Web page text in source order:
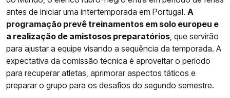
antes de iniciar uma intertemporada em Portugal. A
programação prevê treinamentos em solo europeu e
a realização de amistosos preparatórios , que servirão
para ajustar a equipe visando a sequência da temporada. A
expectativa da comissão técnica é aproveitar o período
para recuperar atletas, aprimorar aspectos táticos e
preparar o grupo para os desafios do segundo semestre.